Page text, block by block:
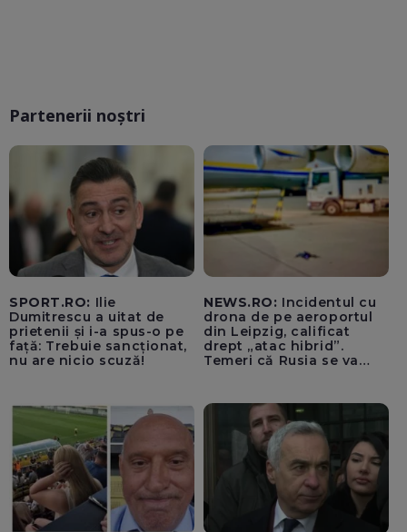
Partenerii noștri
SPORT.RO: Ilie
Dumitrescu a uitat de
prietenii și i-a spus-o pe
față: Trebuie sancționat,
nu are nicio scuză!
NEWS.RO: Incidentul cu
drona de pe aeroportul
din Leipzig, calificat
drept „atac hibrid”.
Temeri că Rusia se va
neagă informațiile că
avioanele ucrainene din
apropierea dronei ar fi
fost încărcate cu muniție